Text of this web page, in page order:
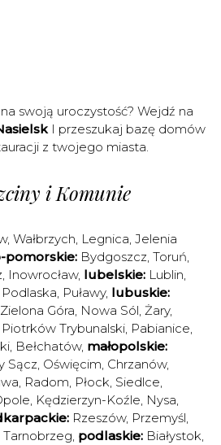
swoją uroczystość? Wejdź na
I przeszukaj bazę domów
z twojego miasta.
i Komunie
, Wałbrzych, Legnica, Jelenia
pomorskie: Bydgoszcz, Toruń,
, Inowrocław, lubelskie: Lublin,
Podlaska, Puławy, lubuskie:
Zielona Góra, Nowa Sól, Żary,
Piotrków Trybunalski, Pabianice,
, Bełchatów, małopolskie:
Sącz, Oświęcim, Chrzanów,
, Radom, Płock, Siedlce,
, Kędzierzyn-Koźle, Nysa,
Rzeszów, Przemyśl,
Tarnobrzeg, podlaskie: Białystok,